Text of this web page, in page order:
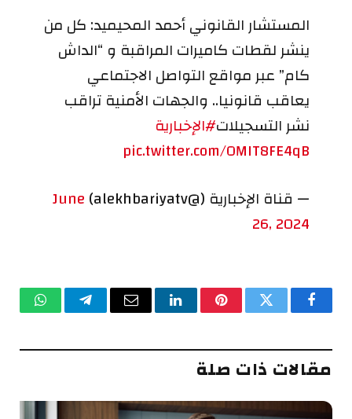
المستشار القانوني أحمد المحيميد: كل من
ينشر لقطات كاميرات المراقبة و “الداش
كام” عبر مواقع التواصل الاجتماعي
يعاقب قانونيا.. والجهات الأمنية تراقب
نشر التسجيلات#الإخبارية
pic.twitter.com/OMIT8FE4qB
— قناة الإخبارية (@alekhbariyatv)
June
26, 2024
فيسبوكتويتر بينتيريستلينكدإنالبريد تيلقرام
مقالات ذات صلة